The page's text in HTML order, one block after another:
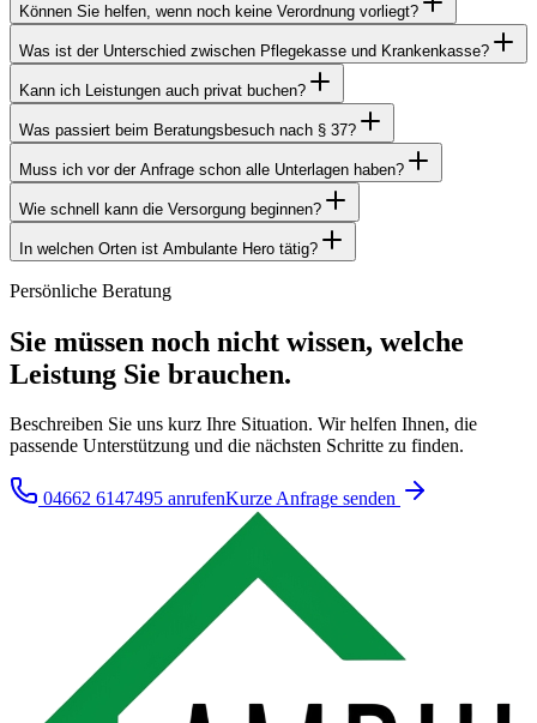
Können Sie helfen, wenn noch keine Verordnung vorliegt?
Was ist der Unterschied zwischen Pflegekasse und Krankenkasse?
Kann ich Leistungen auch privat buchen?
Was passiert beim Beratungsbesuch nach § 37?
Muss ich vor der Anfrage schon alle Unterlagen haben?
Wie schnell kann die Versorgung beginnen?
In welchen Orten ist Ambulante Hero tätig?
Persönliche Beratung
Sie müssen noch nicht wissen, welche
Leistung Sie brauchen.
Beschreiben Sie uns kurz Ihre Situation. Wir helfen Ihnen, die
passende Unterstützung und die nächsten Schritte zu finden.
04662 6147495 anrufenKurze Anfrage senden